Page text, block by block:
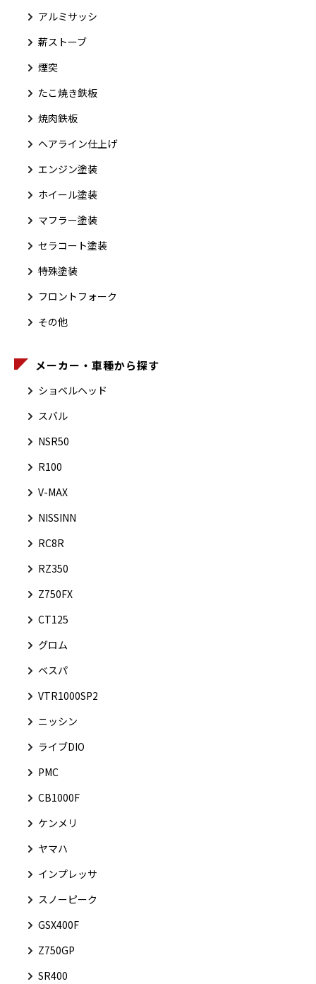
アルミサッシ
薪ストーブ
煙突
たこ焼き鉄板
焼肉鉄板
ヘアライン仕上げ
エンジン塗装
ホイール塗装
マフラー塗装
セラコート塗装
特殊塗装
フロントフォーク
その他
メーカー・車種から探す
ショベルヘッド
スバル
NSR50
R100
V-MAX
NISSINN
RC8R
RZ350
Z750FX
CT125
グロム
ベスパ
VTR1000SP2
ニッシン
ライブDIO
PMC
CB1000F
ケンメリ
ヤマハ
インプレッサ
スノーピーク
GSX400F
Z750GP
SR400